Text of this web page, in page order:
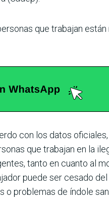
que trabajan están
con los datos oficiales,
que trabajan en la
tanto en cuanto al
puede ser cesado
pro­blemas de índole